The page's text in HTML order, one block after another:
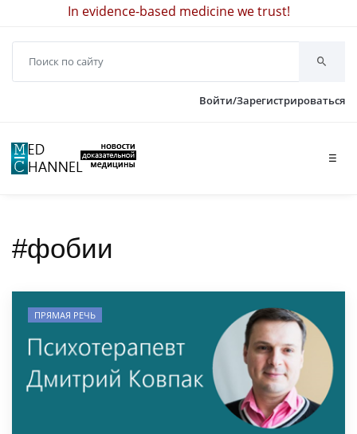
In evidence-based medicine we trust!
Войти/Зарегистрироваться
☰
#фобии
ПРЯМАЯ РЕЧЬ